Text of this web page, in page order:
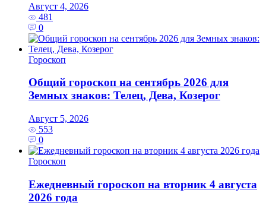
Август 4, 2026
481
0
Гороскоп
Общий гороскоп на сентябрь 2026 для
Земных знаков: Телец, Дева, Козерог
Август 5, 2026
553
0
Гороскоп
Ежедневный гороскоп на вторник 4 августа
2026 года